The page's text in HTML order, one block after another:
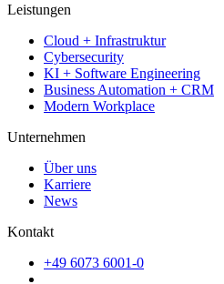
Leistungen
Cloud + Infrastruktur
Cybersecurity
KI + Software Engineering
Business Automation + CRM
Modern Workplace
Unternehmen
Über uns
Karriere
News
Kontakt
+49 6073 6001-0